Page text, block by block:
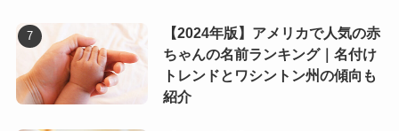
【2024年版】アメリカで人気の赤
ちゃんの名前ランキング｜名付け
トレンドとワシントン州の傾向も
紹介